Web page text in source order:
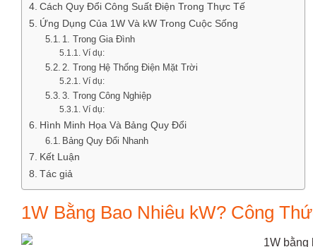
Cách Quy Đổi Công Suất Điện Trong Thực Tế
Ứng Dụng Của 1W Và kW Trong Cuộc Sống
1. Trong Gia Đình
Ví dụ:
2. Trong Hệ Thống Điện Mặt Trời
Ví dụ:
3. Trong Công Nghiệp
Ví dụ:
Hình Minh Họa Và Bảng Quy Đổi
Bảng Quy Đổi Nhanh
Kết Luận
Tác giả
1W Bằng Bao Nhiêu kW? Công